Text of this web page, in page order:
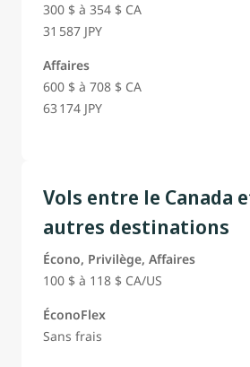
300 $ à 354 $ CA
31 587 JPY
Affaires
600 $ à 708 $ CA
63 174 JPY
Vols entre le Canada
autres destinations
Écono, Privilège, Affaires
100 $ à 118 $ CA/US
ÉconoFlex
Sans frais